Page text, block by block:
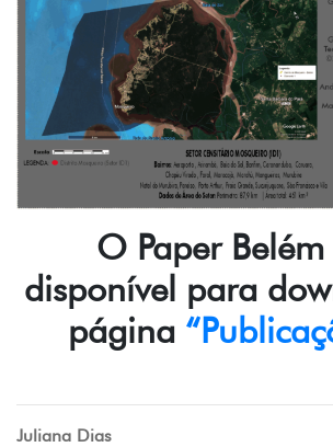
O Paper Belém
disponível para
página
Juliana Dias